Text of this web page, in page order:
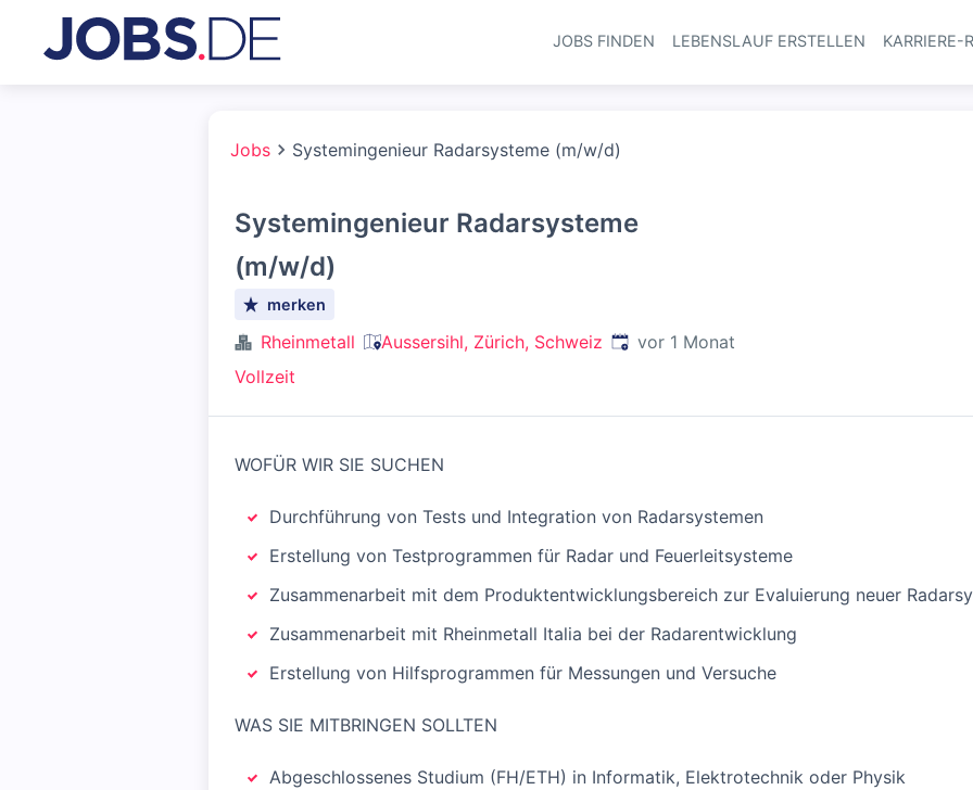
Haupt-
JOBS FINDEN LEBENSLAUF ERSTELLEN KARRIERE-
Jobs Systemingenieur Radarsysteme (m/w/d)
Systemingenieur Radarsysteme
(m/w/d)
merken
Rheinmetall Aussersihl, Zürich, Schweiz Veröffentlicht:
vor 1 Monat
Vollzeit
WOFÜR WIR SIE SUCHEN
Durchführung von Tests und Integration von Radarsystemen
Erstellung von Testprogrammen für Radar und Feuerleitsysteme
Zusammenarbeit mit dem Produktentwicklungsbereich zur Evaluierung neuer
Zusammenarbeit mit Rheinmetall Italia bei der Radarentwicklung
Erstellung von Hilfsprogrammen für Messungen und Versuche
WAS SIE MITBRINGEN SOLLTEN
Abgeschlossenes Studium (FH/ETH) in Informatik, Elektrotechnik oder Physik